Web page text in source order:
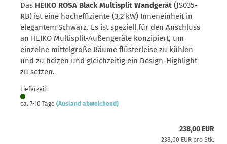
Das HEIKO ROSA Black Multisplit Wandgerät (JS035-
RB) ist eine hocheffiziente (3,2 kW) Inneneinheit in
elegantem Schwarz. Es ist speziell für den Anschluss
an HEIKO Multisplit-Außengeräte konzipiert, um
einzelne mittelgroße Räume flüsterleise zu kühlen
und zu heizen und gleichzeitig ein Design-Highlight
zu setzen.
Lieferzeit:
ca. 7-10 Tage (Ausland abweichend)
238,00 EUR
238,00 EUR pro Stk.